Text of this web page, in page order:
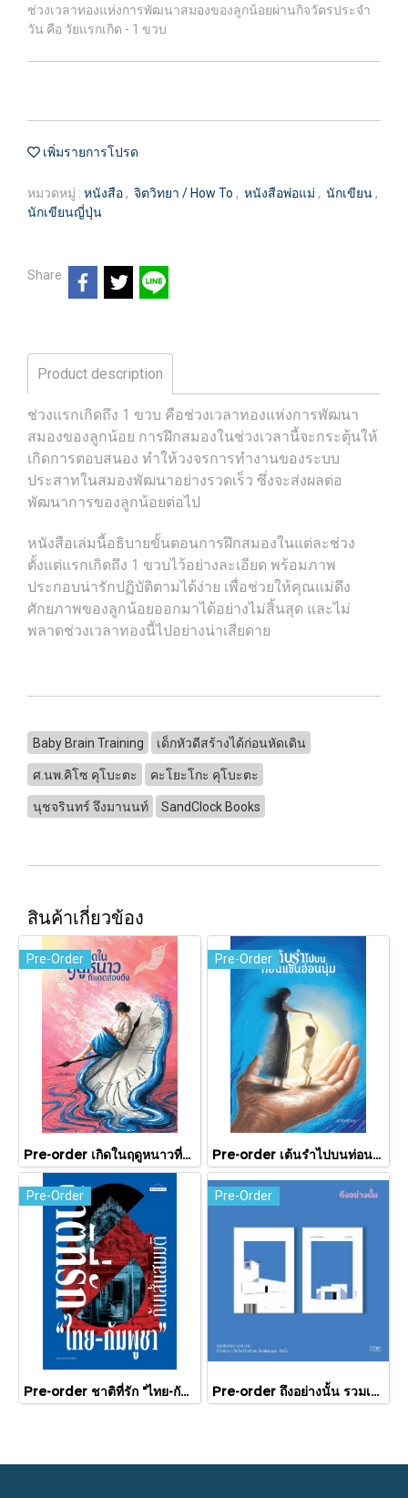
ช่วงเวลาทองแห่งการพัฒนาสมองของลูกน้อยผ่านกิจวัตรประจำ
วัน คือ วัยแรกเกิด - 1 ขวบ
เพิ่มรายการโปรด
หมวดหมู่ : หนังสือ , จิตวิทยา / How To , หนังสือพ่อแม่ , นักเขียน ,
นักเขียนญี่ปุ่น
Share
Product description
ช่วงแรกเกิดถึง 1 ขวบ คือช่วงเวลาทองแห่งการพัฒนา
สมองของลูกน้อย การฝึกสมองในช่วงเวลานี้จะกระตุ้นให้
เกิดการตอบสนอง ทำให้วงจรการทำงานของระบบ
ประสาทในสมองพัฒนาอย่างรวดเร็ว ซึ่งจะส่งผลต่อ
พัฒนาการของลูกน้อยต่อไป
หนังสือเล่มนี้อธิบายขั้นตอนการฝึกสมองในแต่ละช่วง
ตั้งแต่แรกเกิดถึง 1 ขวบไว้อย่างละเอียด พร้อมภาพ
ประกอบน่ารักปฏิบัติตามได้ง่าย เพื่อช่วยให้คุณแม่ดึง
ศักยภาพของลูกน้อยออกมาได้อย่างไม่สิ้นสุด และไม่
พลาดช่วงเวลาทองนี้ไปอย่างน่าเสียดาย
Baby Brain Training เด็กหัวดีสร้างได้ก่อนหัดเดิน
ศ.นพ.คิโซ คุโบะตะ คะโยะโกะ คุโบะตะ
นุชจรินทร์ จึงมานนท์ SandClock Books
สินค้าเกี่ยวข้อง
Pre-Order
Pre-order เกิดในฤดูหนาวที่แดดส่องถึง / นทธี ศศิวิมล / Pandora Press
Pre-Order
Pre-order เต้นรำไปบนท่อนแขนอ่อนนุ่ม / นทธี ศศิวิมล / Pandora Press
Pre-Order
Pre-order ชาติที่รัก "ไทย-กัมพูชา" กับเส้นสมมติ / พวงทอง ภวัครพันธุ์ / มติชน
Pre-Order
Pre-order ถึงอย่างนั้น รวมเรื่องสั้น / ภู่มณี ศิริพรไพบูลย์ / สำนักพิมพ์ตำหนัก